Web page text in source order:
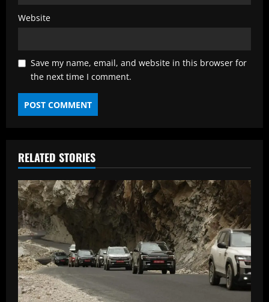
Website
Save my name, email, and website in this browser for
the next time I comment.
RELATED STORIES